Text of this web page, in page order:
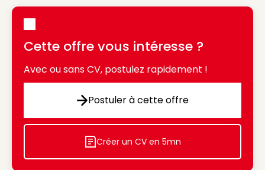
Cette offre vous intéresse ?
Avec ou sans CV, postulez rapidement !
Postuler à cette offre
Postuler à cette offre
Icon decorative
Créer un CV en 5mn